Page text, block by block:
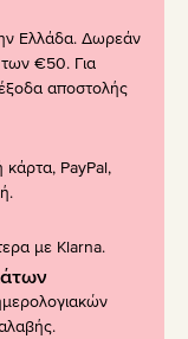
Ελλάδα. Δωρεάν
€50. Για
έξοδα αποστολής
PayPal,
με Klarna.